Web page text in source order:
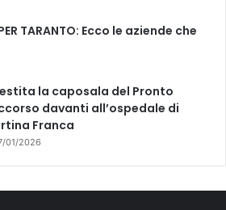
TARANTO: Ecco le aziende che
la caposala del Pronto
davanti all’ospedale di
Franca
01/2026